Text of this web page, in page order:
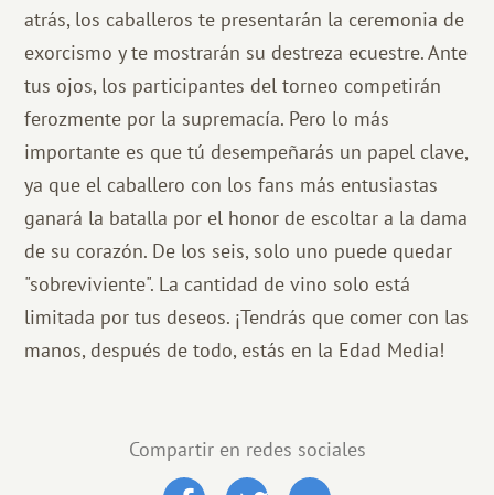
atrás, los caballeros te presentarán la ceremonia de
exorcismo y te mostrarán su destreza ecuestre. Ante
tus ojos, los participantes del torneo competirán
ferozmente por la supremacía. Pero lo más
importante es que tú desempeñarás un papel clave,
ya que el caballero con los fans más entusiastas
ganará la batalla por el honor de escoltar a la dama
de su corazón. De los seis, solo uno puede quedar
"sobreviviente". La cantidad de vino solo está
limitada por tus deseos. ¡Tendrás que comer con las
manos, después de todo, estás en la Edad Media!
Compartir en redes sociales